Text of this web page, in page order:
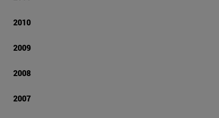
2010
2009
2008
2007